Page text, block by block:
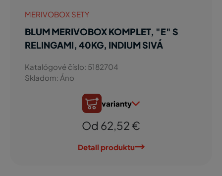
MERIVOBOX SETY
BLUM MERIVOBOX KOMPLET, "E" S
RELINGAMI, 40KG, INDIUM SIVÁ
Katalógové číslo: 5182704
Skladom: Áno
varianty
Od 62,52 €
Detail produktu